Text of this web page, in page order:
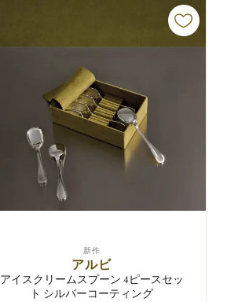
新作
アルビ
アイスクリームスプーン 4ピースセッ
ト シルバーコーティング